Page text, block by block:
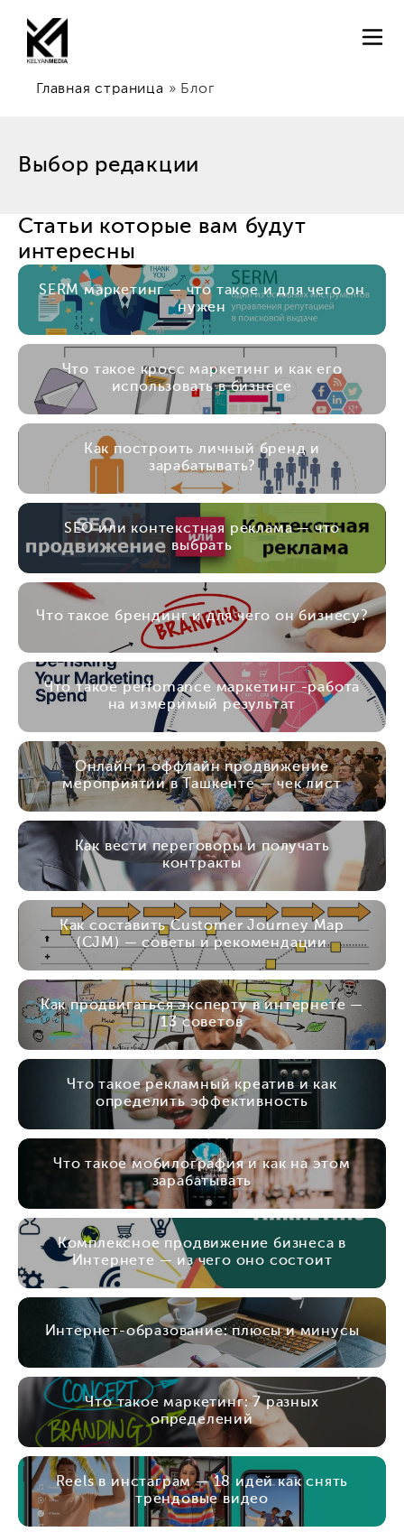
Главная страница » Блог
Выбор редакции
Статьи которые вам будут
интересны
SERM маркетинг — что такое и для чего он
нужен
Что такое кросс маркетинг и как его
использовать в бизнесе
Как построить личный бренд и
зарабатывать?
SEO или контекстная реклама — что
выбрать
Что такое брендинг и для чего он бизнесу?
Что такое perfomance маркетинг -работа
на измеримый результат
Онлайн и оффлайн продвижение
мероприятии в Ташкенте — чек лист
Как вести переговоры и получать
контракты
Как составить Customer Journey Map
(СJM) — советы и рекомендации
Как продвигаться эксперту в интернете —
13 советов
Что такое рекламный креатив и как
определить эффективность
Что такое мобилография и как на этом
зарабатывать
Комплексное продвижение бизнеса в
Интернете — из чего оно состоит
Интернет-образование: плюсы и минусы
Что такое маркетинг: 7 разных
определений
Reels в инстаграм — 18 идей как снять
трендовые видео